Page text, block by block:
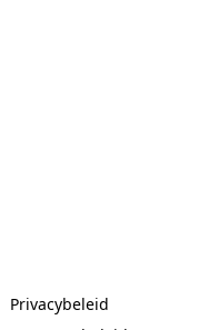
Privacybeleid